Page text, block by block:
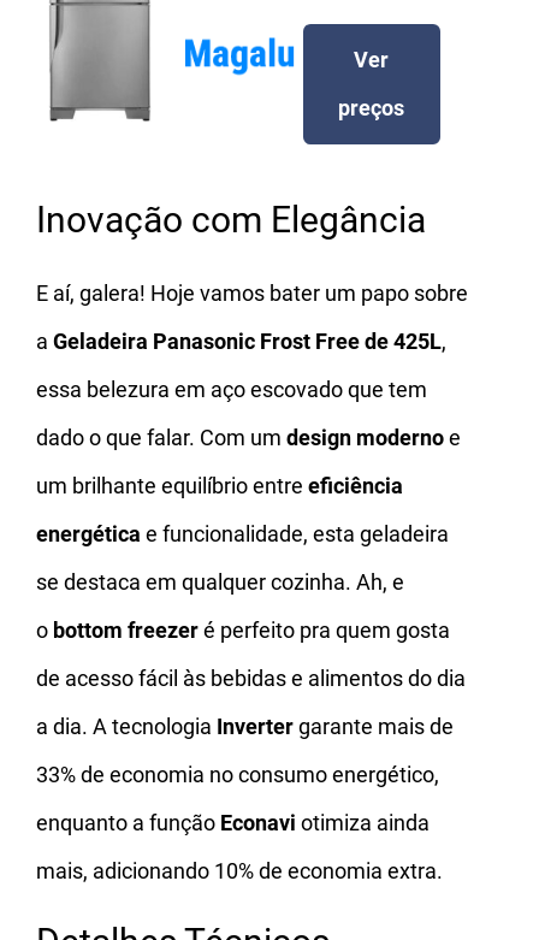
Ver
preços
Inovação com Elegância
E aí, galera! Hoje vamos bater um papo sobre
a Geladeira Panasonic Frost Free de 425L,
essa belezura em aço escovado que tem
dado o que falar. Com um design modernoe
um brilhante equilíbrio entre eficiência
energética e funcionalidade, esta geladeira
se destaca em qualquer cozinha. Ah, e
o bottom freezeré perfeito pra quem gosta
de acesso fácil às bebidas e alimentos do dia
a dia. A tecnologia Invertergarante mais de
33% de economia no consumo energético,
enquanto a função Econavi otimiza ainda
mais, adicionando 10% de economia extra.